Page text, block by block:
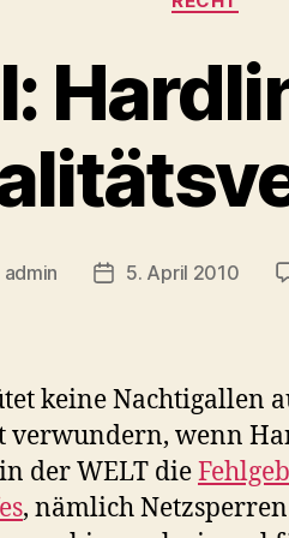
admin 5. April 2010
keine Nachtigallen
verwundern, wenn
der WELT die
, nämlich